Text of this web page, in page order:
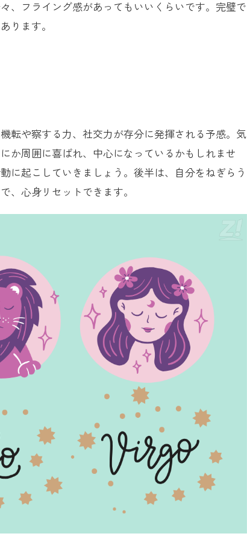
、フライング感があってもいいくらいです。完璧で
ります。
転や察する力、社交力が存分に発揮される予感。気
か周囲に喜ばれ、中心になっているかもしれませ
に起こしていきましょう。後半は、自分をねぎらう
心身リセットできます。